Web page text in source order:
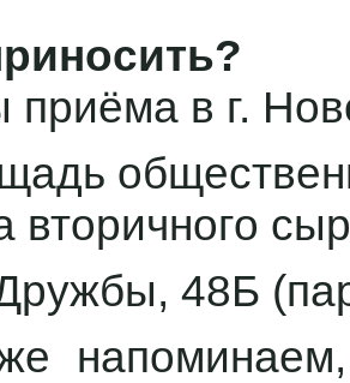
приёма в г.
вторичного
48Б